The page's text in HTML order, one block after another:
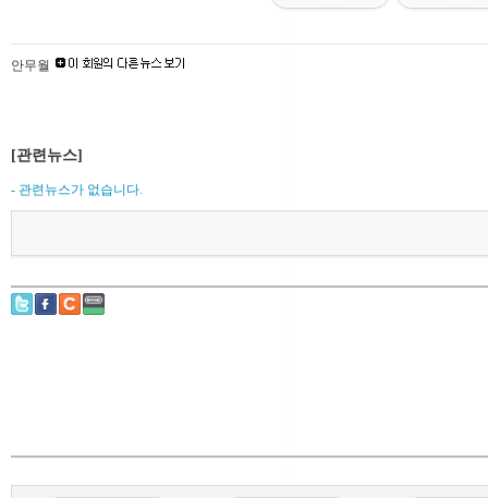
안무월
[관련뉴스]
- 관련뉴스가 없습니다.